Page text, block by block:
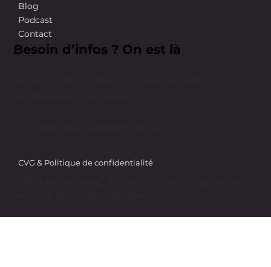
CVG & Politique de confidentialité
Blog
Podcast
Contact
Besoin d’infos ? On est là